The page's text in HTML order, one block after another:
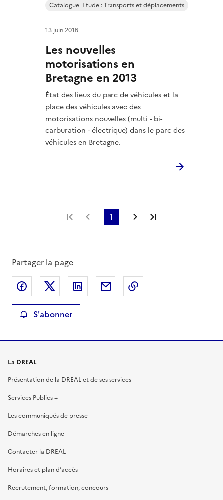
Les nouvelles
motorisations en
Bretagne en 2013
État des lieux du parc de véhicules et la
place des véhicules avec des
motorisations nouvelles (multi - bi-
carburation - électrique) dans le parc des
véhicules en Bretagne.
Catalogue_Etude : Transports et déplacements
13 juin 2016
Première page
Page précédente
1 Page suivante
Partager la page
Partager sur Facebook
Partager sur XPartager sur LinkedIn
Partager par email
S'abonner
La DREAL
Présentation de la DREAL et de ses services
Services Publics +
Les communiqués de presse
Démarches en ligne
Contacter la DREAL
Horaires et plan d’accès
Recrutement, formation, concours